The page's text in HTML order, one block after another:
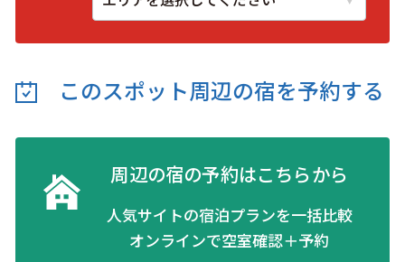
このスポット周辺の宿を予約する
周辺の宿の予約はこちらから
人気サイトの宿泊プランを一括比較
オンラインで空室確認＋予約